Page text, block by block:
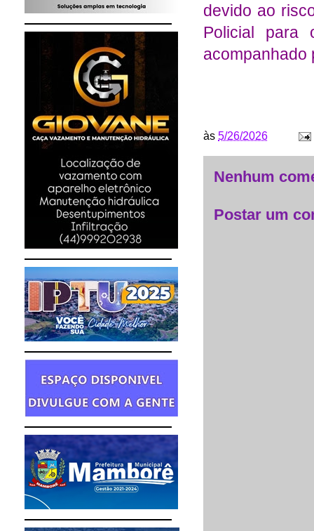
devido ao
Policial para
acompanhado
às 5/26/2026
Nenhum
Postar um